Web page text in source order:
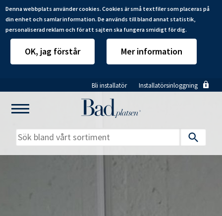
Denna webbplats använder cookies. Cookies är små textfiler som placeras på
din enhet och samlar information. De används till bland annat statistik,
personaliserad reklam och för att sajten ska fungera smidigt för dig.
OK, jag förstår Mer information
till
huvudinnehåll
Bli installatör Installatörsinloggning